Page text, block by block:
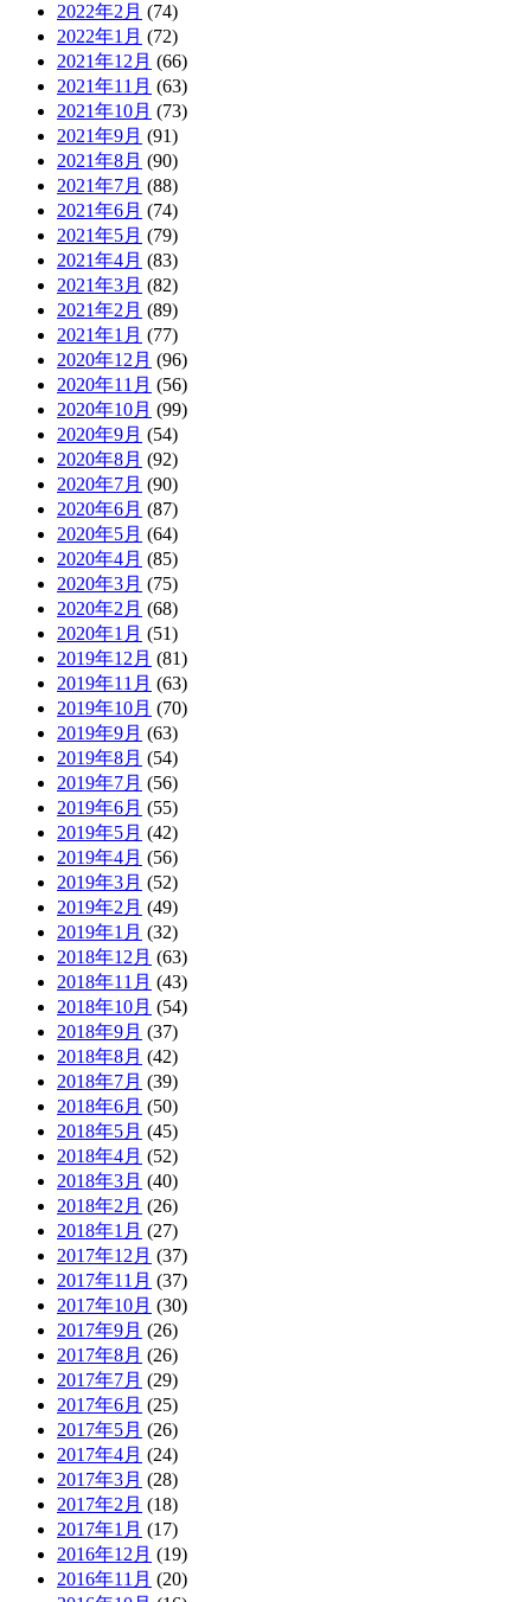
2022年2月 (74)
2022年1月 (72)
2021年12月 (66)
2021年11月 (63)
2021年10月 (73)
2021年9月 (91)
2021年8月 (90)
2021年7月 (88)
2021年6月 (74)
2021年5月 (79)
2021年4月 (83)
2021年3月 (82)
2021年2月 (89)
2021年1月 (77)
2020年12月 (96)
2020年11月 (56)
2020年10月 (99)
2020年9月 (54)
2020年8月 (92)
2020年7月 (90)
2020年6月 (87)
2020年5月 (64)
2020年4月 (85)
2020年3月 (75)
2020年2月 (68)
2020年1月 (51)
2019年12月 (81)
2019年11月 (63)
2019年10月 (70)
2019年9月 (63)
2019年8月 (54)
2019年7月 (56)
2019年6月 (55)
2019年5月 (42)
2019年4月 (56)
2019年3月 (52)
2019年2月 (49)
2019年1月 (32)
2018年12月 (63)
2018年11月 (43)
2018年10月 (54)
2018年9月 (37)
2018年8月 (42)
2018年7月 (39)
2018年6月 (50)
2018年5月 (45)
2018年4月 (52)
2018年3月 (40)
2018年2月 (26)
2018年1月 (27)
2017年12月 (37)
2017年11月 (37)
2017年10月 (30)
2017年9月 (26)
2017年8月 (26)
2017年7月 (29)
2017年6月 (25)
2017年5月 (26)
2017年4月 (24)
2017年3月 (28)
2017年2月 (18)
2017年1月 (17)
2016年12月 (19)
2016年11月 (20)